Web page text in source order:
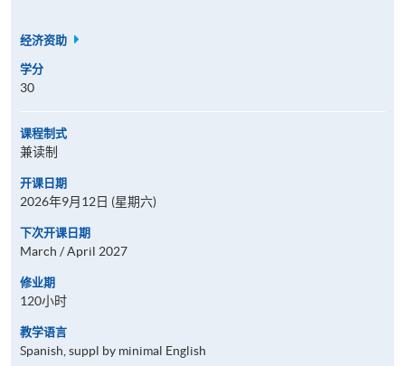
经济资助
学分
30
课程制式
兼读制
开课日期
2026年9月12日 (星期六)
下次开课日期
March / April 2027
修业期
120小时
教学语言
Spanish, suppl by minimal English